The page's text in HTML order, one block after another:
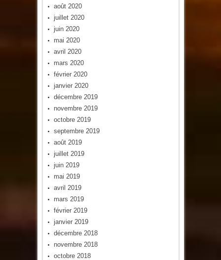
août 2020
juillet 2020
juin 2020
mai 2020
avril 2020
mars 2020
février 2020
janvier 2020
décembre 2019
novembre 2019
octobre 2019
septembre 2019
août 2019
juillet 2019
juin 2019
mai 2019
avril 2019
mars 2019
février 2019
janvier 2019
décembre 2018
novembre 2018
octobre 2018